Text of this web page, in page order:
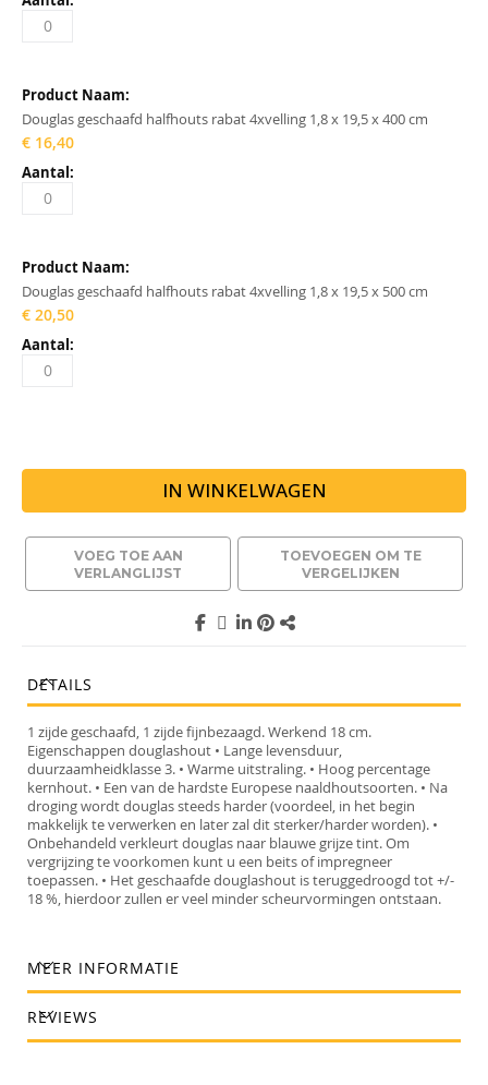
Douglas geschaafd halfhouts rabat 4xvelling 1,8 x 19,5 x 400 cm
€ 16,40
Douglas geschaafd halfhouts rabat 4xvelling 1,8 x 19,5 x 500 cm
€ 20,50
IN WINKELWAGEN
VOEG TOE AAN
VERLANGLIJST
TOEVOEGEN OM TE
VERGELIJKEN
DETAILS
1 zijde geschaafd, 1 zijde fijnbezaagd. Werkend 18 cm.
Eigenschappen douglashout • Lange levensduur,
duurzaamheidklasse 3. • Warme uitstraling. • Hoog percentage
kernhout. • Een van de hardste Europese naaldhoutsoorten. • Na
droging wordt douglas steeds harder (voordeel, in het begin
makkelijk te verwerken en later zal dit sterker/harder worden). •
Onbehandeld verkleurt douglas naar blauwe grijze tint. Om
vergrijzing te voorkomen kunt u een beits of impregneer
toepassen. • Het geschaafde douglashout is teruggedroogd tot +/-
18 %, hierdoor zullen er veel minder scheurvormingen ontstaan.
MEER INFORMATIE
REVIEWS